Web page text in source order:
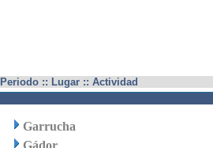
Periodo :: Lugar :: Actividad
Garrucha
Gádor